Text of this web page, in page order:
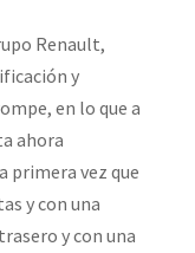
Renault,
y
en lo que a
ahora
primera vez que
y con una
y con una